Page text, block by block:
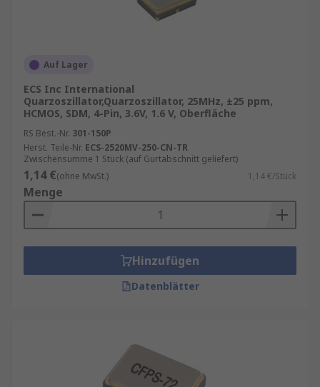
Auf Lager
ECS Inc International
Quarzoszillator,Quarzoszillator, 25MHz, ±25 ppm,
HCMOS, SDM, 4-Pin, 3.6V, 1.6 V, Oberfläche
RS Best.-Nr. 301-150P
Herst. Teile-Nr. ECS-2520MV-250-CN-TR
Zwischensumme 1 Stück (auf Gurtabschnitt geliefert)
1,14 €(ohne MwSt.) 1,14 €/Stück
Menge
Hinzufügen
Datenblätter